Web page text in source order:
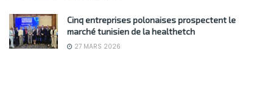
Cinq entreprises polonaises prospectent le
marché tunisien de la healthetch
27 MARS 2026